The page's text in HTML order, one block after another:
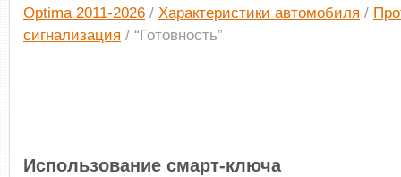
Optima 2011-2026 / Характеристики автомобиля /
сигнализация / “Готовность”
Использование смарт-ключа